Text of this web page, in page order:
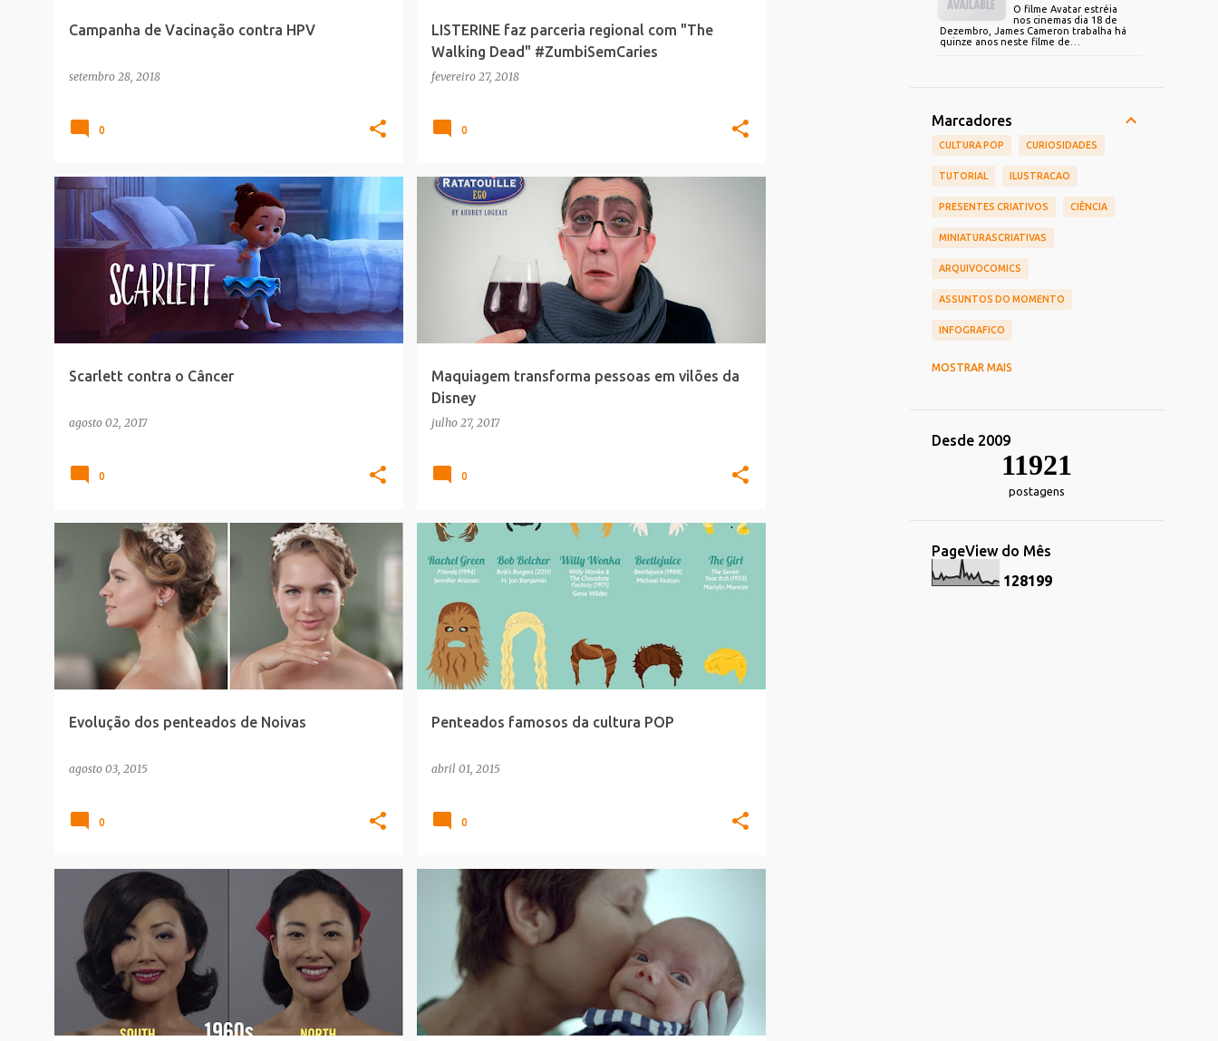
Campanha de Vacinação contra HPV
setembro 28, 2018
0
LISTERINE faz parceria regional com "The
Walking Dead" #ZumbiSemCaries
fevereiro 27, 2018
0
Scarlett contra o Câncer
agosto 02, 2017
ANIMACAO MUNDO_MELHOR SAUDE_BELEZA
0
Maquiagem transforma pessoas em vilões da
Disney
julho 27, 2017
BODY_ART SAUDE_BELEZA
0
Evolução dos penteados de Noivas
agosto 03, 2015
SAUDE_BELEZA
0
Penteados famosos da cultura POP
abril 01, 2015
INFOGRAFICO MELHORES_MAKES SAUDE_BELEZA
0
MELHORES_MAKES SAUDE_BELEZA COMERCIAIS DIA-MAES SAUDE_BELEZA
O filme Avatar estréia
nos cinemas dia 18 de
Dezembro, James Cameron trabalha há
quinze anos neste filme de…
Marcadores
CULTURA POP CURIOSIDADES
TUTORIAL ILUSTRACAO
PRESENTES CRIATIVOS CIÊNCIA
MINIATURASCRIATIVAS
ARQUIVOCOMICS
ASSUNTOS DO MOMENTO
INFOGRAFICO
IMPRESSOS ALIMENTACAO
ESPORTE FOTOGRAFIA
MOSTRAR MAIS
Desde 2009
11921
postagens
PageView do Mês
128199